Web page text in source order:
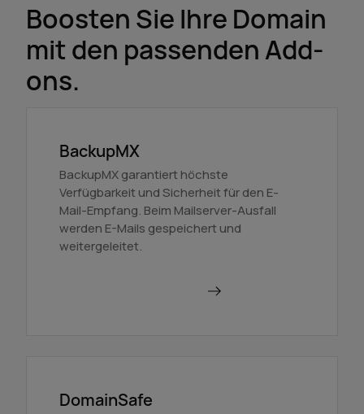
Boosten Sie Ihre Domain
mit den passenden Add-
ons.
BackupMX
BackupMX garantiert höchste
Verfügbarkeit und Sicherheit für den E-
Mail-Empfang. Beim Mailserver-Ausfall
werden E-Mails gespeichert und
weitergeleitet.
DomainSafe